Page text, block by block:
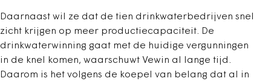
Daarnaast wil ze dat de tien drinkwaterbedrijven snel
zicht krijgen op meer productiecapaciteit. De
drinkwaterwinning gaat met de huidige vergunningen
in de knel komen, waarschuwt Vewin al lange tijd.
Daarom is het volgens de koepel van belang dat al in